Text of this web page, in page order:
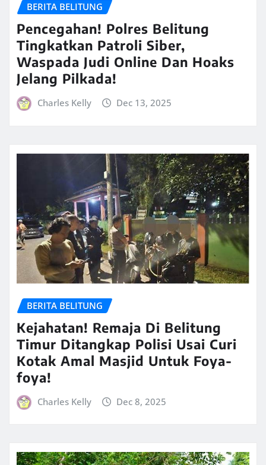
BERITA BELITUNG
Pencegahan! Polres Belitung
Tingkatkan Patroli Siber,
Waspada Judi Online Dan Hoaks
Jelang Pilkada!
Charles Kelly Dec 13, 2025
BERITA BELITUNG
Kejahatan! Remaja Di Belitung
Timur Ditangkap Polisi Usai Curi
Kotak Amal Masjid Untuk Foya-
foya!
Charles Kelly Dec 8, 2025